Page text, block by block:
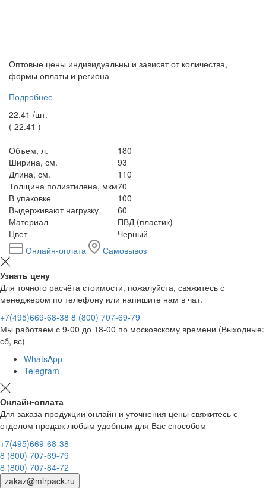
Оптовые цены индивидуальны и зависят от количества,
формы оплаты и региона
Подробнее
22.41 /шт.
( 22.41 )
Объем, л.
180
Ширина, см.
93
Длина, см.
110
Толщина полиэтилена, мкм70
В упаковке
100
Выдерживают нагрузку
60
Материал
ПВД (пластик)
Цвет
Черный
Онлайн-оплата
Самовывоз
Узнать цену
Для точного расчёта стоимости, пожалуйста, свяжитесь с
менеджером по телефону или напишите нам в чат.
+7(495)669-68-38 8 (800) 707-69-79
Мы работаем с 9-00 до 18-00 по московскому времени (Выходные:
сб, вс)
WhatsApp
Telegram
Онлайн-оплата
Для заказа продукции онлайн и уточнения цены свяжитесь с
отделом продаж любым удобным для Вас способом
+7(495)669-68-38
8 (800) 707-69-79
8 (800) 707-84-72
zakaz@mirpack.ru